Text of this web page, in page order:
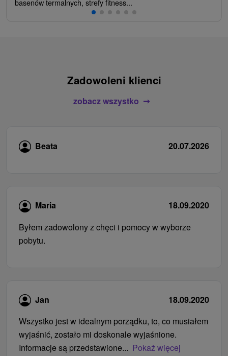
basenów termalnych, strefy fitness...
Zadowoleni klienci
zobacz wszystko
Beata 20.07.2026
Maria
18.09.2020
Byłem zadowolony z chęci i pomocy w wyborze
pobytu.
Jan
18.09.2020
Wszystko jest w idealnym porządku, to, co musiałem
wyjaśnić, zostało mi doskonale wyjaśnione.
Informacje są przedstawione... Pokaż więcej